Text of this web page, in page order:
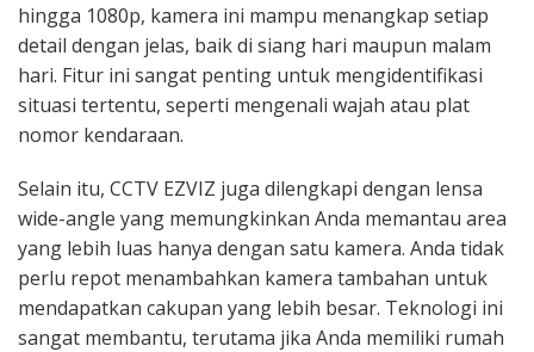
hingga 1080p, kamera ini mampu menangkap setiap
detail dengan jelas, baik di siang hari maupun malam
hari. Fitur ini sangat penting untuk mengidentifikasi
situasi tertentu, seperti mengenali wajah atau plat
nomor kendaraan.
Selain itu, CCTV EZVIZ juga dilengkapi dengan lensa
wide-angle yang memungkinkan Anda memantau area
yang lebih luas hanya dengan satu kamera. Anda tidak
perlu repot menambahkan kamera tambahan untuk
mendapatkan cakupan yang lebih besar. Teknologi ini
sangat membantu, terutama jika Anda memiliki rumah